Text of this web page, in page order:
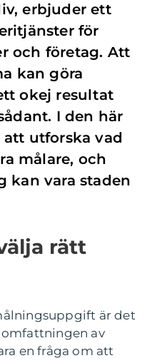
erbjuder ett
för
och företag. Att
kan göra
okej resultat
I den här
utforska vad
målare, och
kan vara staden
rätt
är det
av
en fråga om att